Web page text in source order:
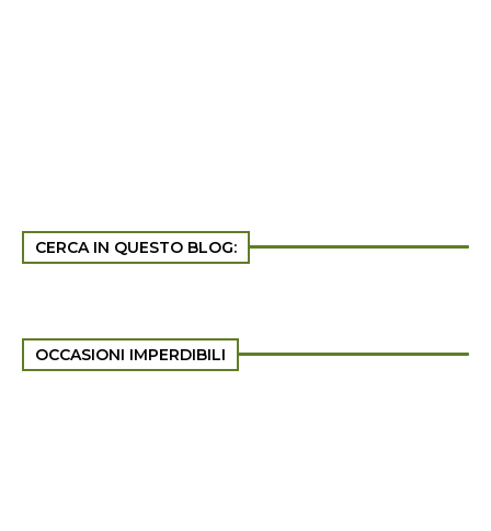
CERCA IN QUESTO BLOG:
OCCASIONI IMPERDIBILI